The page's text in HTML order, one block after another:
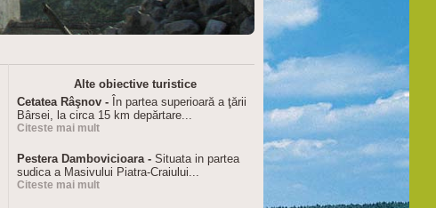
Alte obiective turistice
Cetatea Râşnov - În partea superioară a ţării
Bârsei, la circa 15 km depărtare...
Citeste mai mult
Pestera Dambovicioara - Situata in partea
sudica a Masivului Piatra-Craiului...
Citeste mai mult